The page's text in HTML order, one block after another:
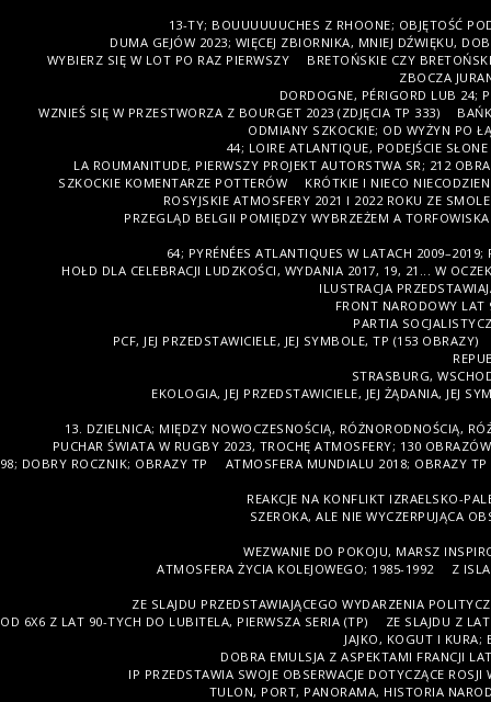
13-TY; BOUUUUUUCHES Z RHOONE; OBJĘTOŚĆ
DUMA GEJÓW 2023; WIĘCEJ ZBIORNIKA, MNIEJ DŹWIĘKU,
WYBIERZ SIĘ W LOT PO RAZ PIERWSZY
BRETOŃSKIE CZY
ZBOCZA
DORDOGNE, PÉRIGORD LUB 24;
WZNIEŚ SIĘ W PRZESTWORZA Z BOURGET 2023 (ZDJĘCIA TP 333)
ODMIANY SZKOCKIE; OD WYŻYN PO
44; LOIRE ATLANTIQUE, PODEJŚCIE SŁONE
LA ROUMANITUDE, PIERWSZY PROJEKT AUTORSTWA SR; 212
SZKOCKIE KOMENTARZE POTTERÓW
KRÓTKIE I NIECO
ROSYJSKIE ATMOSFERY 2021 I 2022 ROKU ZE
PRZEGLĄD BELGII POMIĘDZY WYBRZEŻEM A
64; PYRÉNÉES ATLANTIQUES W LATACH
HOŁD DLA CELEBRACJI LUDZKOŚCI, WYDANIA 2017, 19, 21... W
ILUSTRACJA
FRONT NARODOWY
PARTIA
PCF, JEJ PRZEDSTAWICIELE, JEJ SYMBOLE, TP (153 OBRAZY)
STRASBURG,
EKOLOGIA, JEJ PRZEDSTAWICIELE, JEJ ŻĄDANIA, JEJ
13. DZIELNICA; MIĘDZY NOWOCZESNOŚCIĄ, RÓŻNORODNOŚCIĄ,
PUCHAR ŚWIATA W RUGBY 2023, TROCHĘ ATMOSFERY; 130
98; DOBRY ROCZNIK; OBRAZY TP
ATMOSFERA MUNDIALU 2018; OBRAZY TP
REAKCJE NA KONFLIKT IZRAELSKO-
SZEROKA, ALE NIE WYCZERPUJĄCA
WEZWANIE DO POKOJU, MARSZ
ATMOSFERA ŻYCIA KOLEJOWEGO; 1985-1992
Z
ZE SLAJDU PRZEDSTAWIAJĄCEGO WYDARZENIA
OD 6X6 Z LAT 90-TYCH DO LUBITELA, PIERWSZA SERIA (TP)
ZE SLAJDU Z
JAJKO, KOGUT I KURA;
DOBRA EMULSJA Z ASPEKTAMI FRANCJI
IP PRZEDSTAWIA SWOJE OBSERWACJE DOTYCZĄCE
TULON, PORT, PANORAMA, HISTORIA